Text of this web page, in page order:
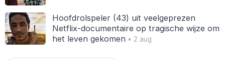
Hoofdrolspeler (43) uit veelgeprezen
Netflix-documentaire op tragische wijze om
het leven gekomen• 2 aug